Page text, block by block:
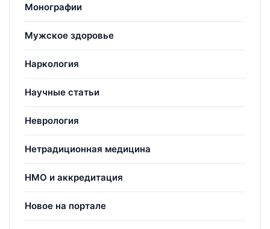
Монографии
Мужское здоровье
Наркология
Научные статьи
Неврология
Нетрадиционная медицина
НМО и аккредитация
Новое на портале